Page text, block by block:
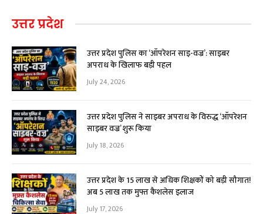
उत्तर प्रदेश
उत्तर प्रदेश पुलिस का ‘ऑपरेशन साइ-वज्र’: साइबर
अपराध के खिलाफ बड़ी पहल
July 24, 2026
उत्तर प्रदेश पुलिस ने साइबर अपराध के विरुद्ध ‘ऑपरेशन
साइबर वज्र’ शुरू किया
July 18, 2026
उत्तर प्रदेश के 15 लाख से अधिक शिक्षकों को बड़ी सौगात!
अब ₹5 लाख तक मुफ्त कैशलेस इलाज
July 17, 2026